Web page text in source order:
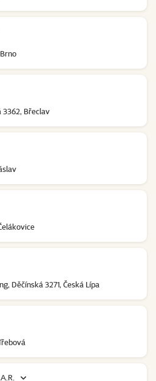
3362, Břeclav
Děčínská 3271, Česká Lípa